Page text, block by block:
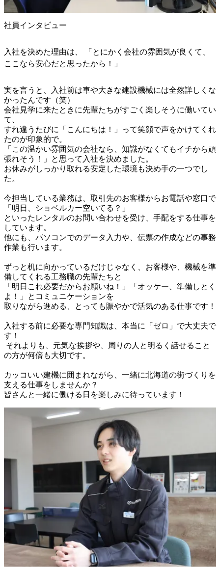
社員インタビュー
入社を決めた理由は、 「とにかく会社の雰囲気が良くて、
ここなら安心だと思ったから！」
実を言うと、入社前は車や大きな建設機械には全然詳しくな
かったんです（笑）
会社見学に来たときに先輩たちがすごく楽しそうに働いてい
て、
すれ違うたびに「こんにちは！」って笑顔で声をかけてくれ
たのが印象的で。
「この温かい雰囲気の会社なら、知識がなくてもイチから頑
張れそう！」と思って入社を決めました。
お休みがしっかり取れる安定した環境も決め手の一つでし
た。
今担当している業務は、取引先のお客様からお電話や窓口で
「明日、ショベルカー空いてる？」
といったレンタルのお問い合わせを受け、手配をする仕事を
しています。
他にも、パソコンでのデータ入力や、伝票の作成などの事務
作業も行います。
ずっと机に向かっているだけじゃなく、お客様や、機械を準
備してくれる工務職の先輩たちと
「明日これ必要だからお願いね！」「オッケー、準備しとく
よ！」とコミュニケーションを
取りながら進める、とっても賑やかで活気のある仕事です！
入社する前に必要な専門知識は、本当に「ゼロ」で大丈夫で
す！
の方が何倍も大切です。
カッコいい建機に囲まれながら、一緒に北海道の街づくりを
支える仕事をしませんか？